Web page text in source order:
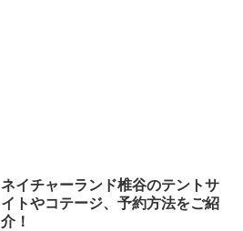
ネイチャーランド椎谷のテントサ
イトやコテージ、予約方法をご紹
介！